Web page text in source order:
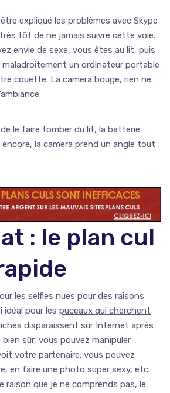
expliqué les problèmes avec Skype
tôt de ne jamais suivre cette voie.
envie de sexe, vous êtes au lit, puis
maladroitement un ordinateur portable
couette. La camera bouge, rien ne
le faire tomber du lit, la batterie
la camera prend un angle tout
: le plan cul
les selfies nues pour des raisons
idéal pour les puceaux qui cherchent
disparaissent sur Internet après
sûr, vous pouvez manipuler
votre partenaire: vous pouvez
en faire une photo super sexy, etc.
raison que je ne comprends pas, le